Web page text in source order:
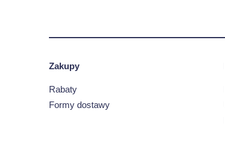
Zakupy
Rabaty
Formy dostawy